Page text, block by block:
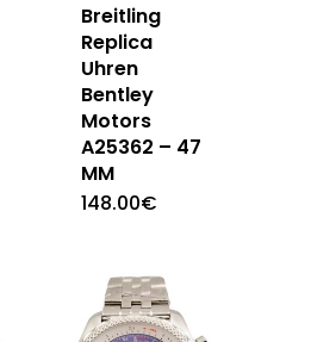
Breitling
Replica
Uhren
Bentley
Motors
A25362 – 47
MM
148.00€